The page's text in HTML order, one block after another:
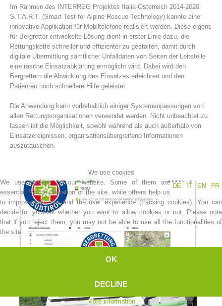
Im Rahmen des INTERREG Projektes Italia-Österreich 2014-2020
S.T.A.R.T. (Smart Test for Alpine Rescue Technology) konnte eine
innovative Applikation für Mobiltelefone realisiert werden. Diese eigens
für Bergretter entwickelte Lösung dient in erster Linie dazu, die
Rettungskette schneller und effizienter zu gestalten, damit durch
digitale Übermittlung sämtlicher Unfalldaten von Seiten der Leitstelle
eine rasche Einsatzabklärung ermöglicht wird. Dabei wird den
Bergrettern die Abwicklung des Einsatzes erleichtert und den
Patienten noch schnellere Hilfe geleistet.
Die Anwendung kann vorbehaltlich einiger Systemanpassungen von
allen Rettungsorganisationen verwendet werden. Nicht unbeachtet zu
lassen ist die Möglichkeit, sowohl während als auch außerhalb von
Einsatzereignissen, organisationsübergreifend Informationen
auszutauschen.
We use cookies
DE
IT EN FR
We use cookies on our website. Some of them are
essential for the operation of the site, while others help us
to improve this site and the user experience (tracking cookies). You can
decide for yourself whether you want to allow cookies or not. Please note
that if you reject them, you may not be able to use all the functionalities of
the site.
OK
DECLINE
More information